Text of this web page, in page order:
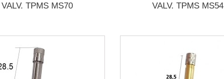
VALV. TPMS MS70 VALV. TPMS MS54